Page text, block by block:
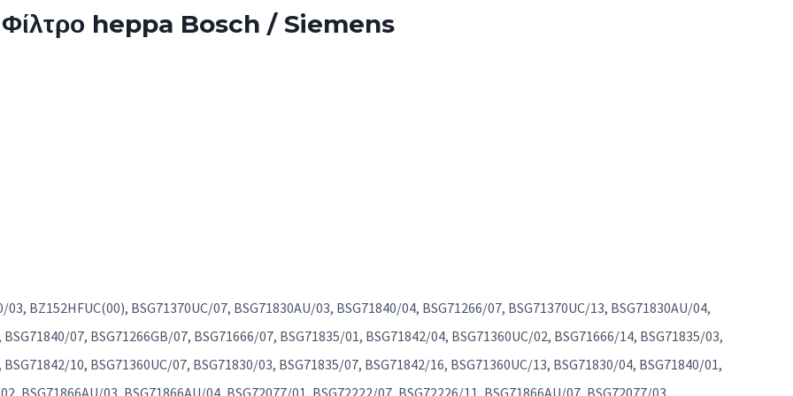
Φίλτρο heppa Bosch / Siemens
BZ152HFUC(00), BSG71370UC/07, BSG71830AU/03, BSG71840/04, BSG71266/07, BSG71370UC/13, BSG71830AU/04,
07, BSG71266GB/07, BSG71666/07, BSG71835/01, BSG71842/04, BSG71360UC/02, BSG71666/14, BSG71835/03,
10, BSG71360UC/07, BSG71830/03, BSG71835/07, BSG71842/16, BSG71360UC/13, BSG71830/04, BSG71840/01,